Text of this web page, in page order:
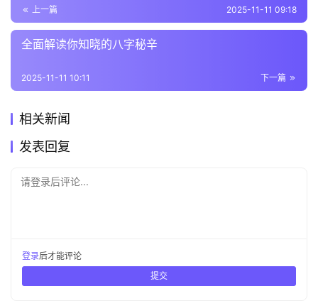
上一篇 2025-11-11 09:18
全面解读你知晓的八字秘辛
下一篇
2025-11-11 10:11
相关新闻
发表回复
请登录后评论...
登录后才能评论
提交